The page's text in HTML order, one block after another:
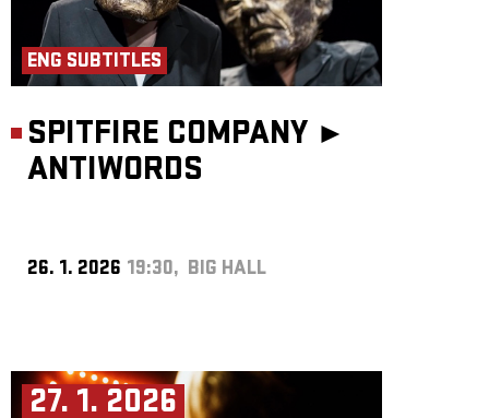
ENG SUBTITLES
SPITFIRE COMPANY ►
ANTIWORDS
26. 1. 2026 19:30, BIG HALL
27. 1. 2026